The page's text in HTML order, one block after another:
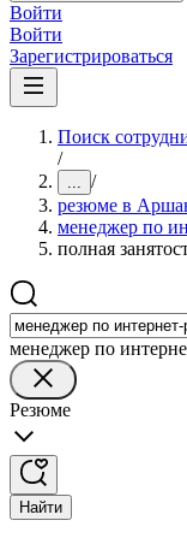
Войти
Войти
Зарегистрироваться
Поиск
/
... /
резюме в
менеджер по
полная
менеджер по
Резюме
Найти